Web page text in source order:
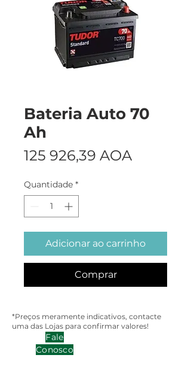
Bateria Auto 70
Ah
125 926,39 AOA
Quantidade *
Adicionar ao carrinho
Comprar
*Preços meramente indicativos, contacte
uma das Lojas para confirmar valores!
Fale
Conosco